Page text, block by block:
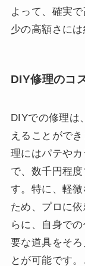
よって、確実
少の高額さに
DIY修理のコ
DIYでの修理は
えることがで
理にはパテや
で、数千円程
す。特に、軽
ため、プロに
らに、自身で
要な道具をそ
とが可能です